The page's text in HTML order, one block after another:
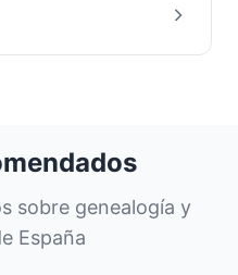
sobre genealogía y
España